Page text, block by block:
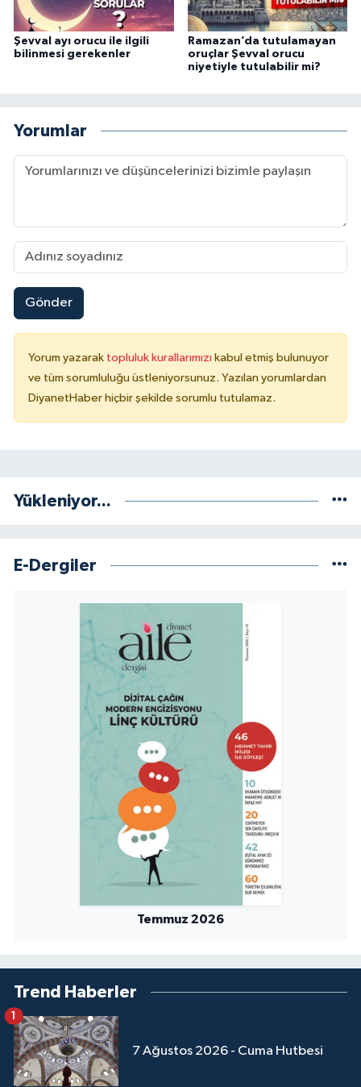
Şevval ayı orucu ile ilgili
bilinmesi gerekenler
Ramazan’da tutulamayan
oruçlar Şevval orucu
niyetiyle tutulabilir mi?
Yorumlar
Gönder
Yorum yazarak topluluk kurallarımızı kabul etmiş bulunuyor
ve tüm sorumluluğu üstleniyorsunuz. Yazılan yorumlardan
DiyanetHaber hiçbir şekilde sorumlu tutulamaz.
Yükleniyor...
E-Dergiler
Temmuz 2026
Trend Haberler
7 Ağustos 2026 - Cuma Hutbesi
1
Karaman Müftülüğü
Kars Müftülüğü
Kırıkkale Müftülüğü
Kırklareli Müftülüğü
Kırşehir Müftülüğü
Kocaeli Müftülüğü
Konya Müftülüğü
Mardin Müftülüğü
Muğla Müftülüğü
Muş Müftülüğü
Nevşehir Müftülüğü
Niğde Müftülüğü
Ordu Müftülüğü
Osmaniye Müftülüğü
Rize Müftülüğü
Sakarya Müftülüğü
Samsun Müftülüğü
Sinop Müftülüğü